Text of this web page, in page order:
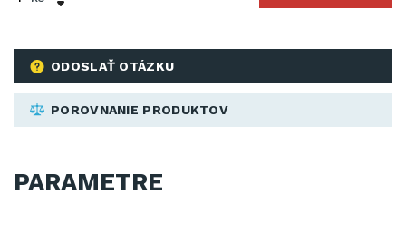
ODOSLAŤ OTÁZKU
POROVNANIE PRODUKTOV
PARAMETRE